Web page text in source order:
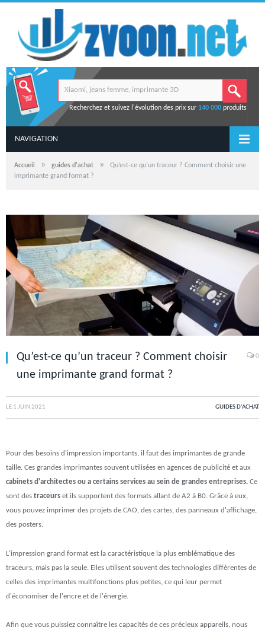
Recherchez et suivez l'évolution des prix sur 140 000produits
NAVIGATION
Accueil » guides d'achat »
Qu’est-ce qu’un traceur ? Comment choisir une
imprimante grand format ?
Qu’est-ce qu’un traceur ? Comment choisir
une imprimante grand format ?
0
LE 1 JUIN 2021 GUIDES D'ACHAT
Pour des besoins d'impression importants, il faut des imprimantes de grande
taille. Ces grandes imprimantes souvent utilisées en agences de publicité et aux
cabinets d'architectes ou a certains services au sein de grandes entreprises. Ce
sont des traceurs et ils supportent des formats allant de A2 à B0. Grâce à eux,
vous pouvez imprimer des projets de CAO, des cartes, des panneaux d'affichage,
des posters.
L'impression grand format est la caractéristique la plus emblématique des
traceurs, mais pas la seule. Elles utilisent souvent des technologies différentes de
celles des imprimantes multifonctions plus petites, ce qui leur permet
d'économiser de l'encre et de l'énergie.
Afin que vous puissiez connaître les capacités de ces précieux appareils, nous